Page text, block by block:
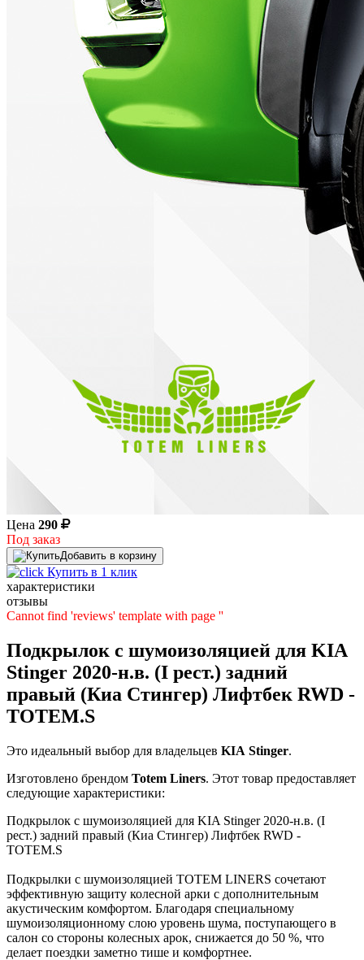
Цена 290
Под заказ
Добавить в корзину
Купить в 1 клик
характеристики
отзывы
Cannot find 'reviews' template with page ''
Подкрылок с шумоизоляцией для KIA
Stinger 2020-н.в. (I рест.) задний
правый (Киа Стингер) Лифтбек RWD -
TOTEM.S
Это идеальный выбор для владельцев KIA Stinger.
Изготовлено брендом Totem Liners. Этот товар предоставляет
следующие характеристики:
Подкрылок с шумоизоляцией для KIA Stinger 2020-н.в. (I
рест.) задний правый (Киа Стингер) Лифтбек RWD -
TOTEM.S
Подкрылки с шумоизоляцией TOTEM LINERS сочетают
эффективную защиту колесной арки с дополнительным
акустическим комфортом. Благодаря специальному
шумоизоляционному слою уровень шума, поступающего в
салон со стороны колесных арок, снижается до 50 %, что
делает поездки заметно тише и комфортнее.